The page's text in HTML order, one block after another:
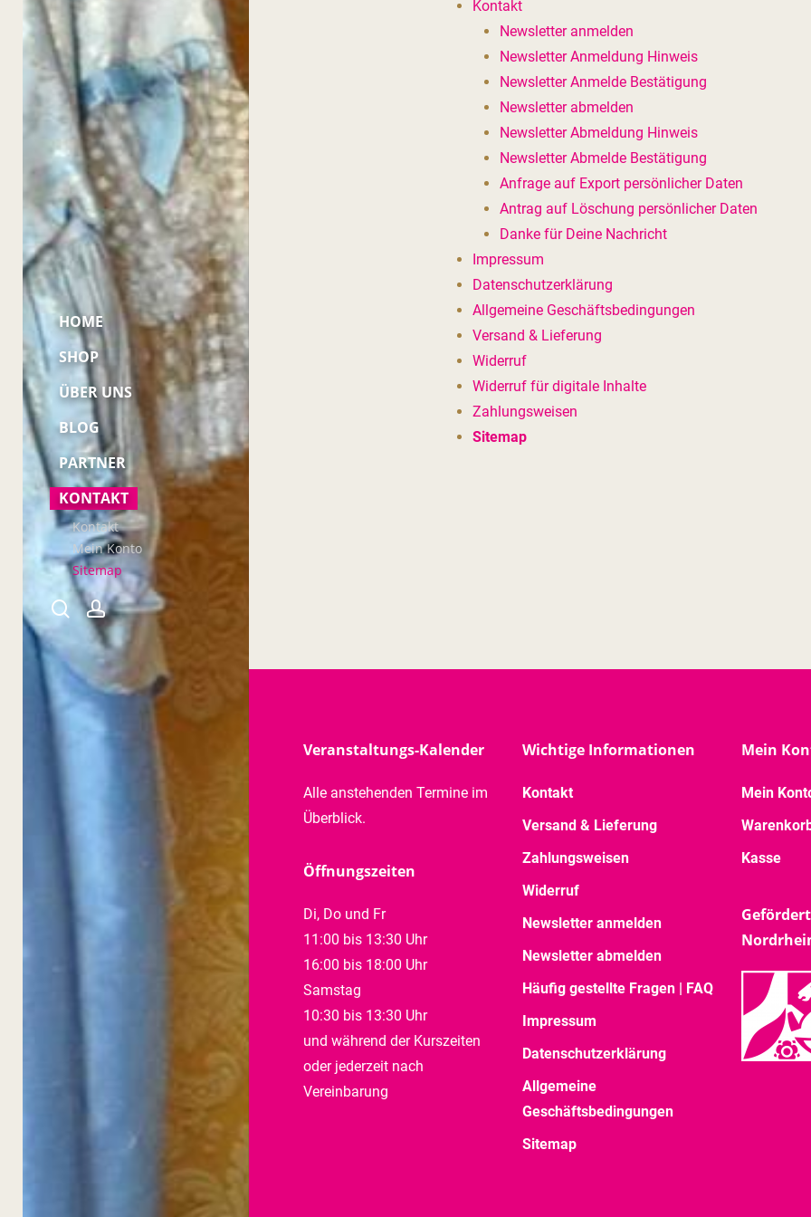
HOME
SHOP
ÜBER UNS
BLOG
PARTNER
KONTAKT
Kontakt
Mein Konto
Sitemap
searchaccount
Kontakt
Newsletter anmelden
Newsletter Anmeldung Hinweis
Newsletter Anmelde Bestätigung
Newsletter abmelden
Newsletter Abmeldung Hinweis
Newsletter Abmelde Bestätigung
Anfrage auf Export persönlicher Daten
Antrag auf Löschung persönlicher Daten
Danke für Deine Nachricht
Impressum
Datenschutzerklärung
Allgemeine Geschäftsbedingungen
Versand & Lieferung
Widerruf
Widerruf für digitale Inhalte
Zahlungsweisen
Sitemap
Veranstaltungs-Kalender
Alle anstehenden Termine im
Überblick.
Öffnungszeiten
Di, Do und Fr
11:00 bis 13:30 Uhr
16:00 bis 18:00 Uhr
Samstag
10:30 bis 13:30 Uhr
und während der Kurszeiten
oder jederzeit nach
Vereinbarung
Wichtige Informationen
Kontakt
Versand & Lieferung
Zahlungsweisen
Widerruf
Newsletter anmelden
Newsletter abmelden
Häufig gestellte Fragen | FAQ
Impressum
Datenschutzerklärung
Allgemeine
Geschäftsbedingungen
Sitemap
Mein
Mein
Kasse